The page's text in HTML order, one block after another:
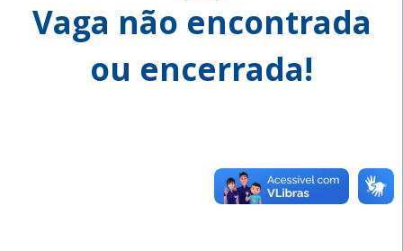
Vaga não encontrada
ou encerrada!